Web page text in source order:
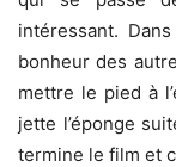
intéressant.
bonheur des
mettre le pied à
jette l’éponge
termine le film et